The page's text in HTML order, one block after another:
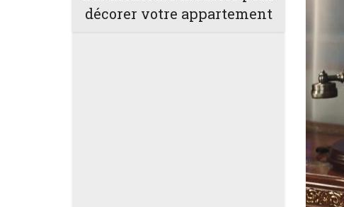
décorer votre appartement